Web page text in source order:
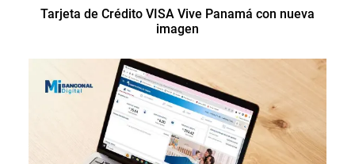
Tarjeta de Crédito VISA Vive Panamá con nueva
imagen